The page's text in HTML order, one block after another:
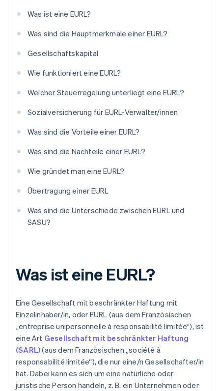
Was ist eine EURL?
Was sind die Hauptmerkmale einer EURL?
Gesellschaftskapital
Wie funktioniert eine EURL?
Welcher Steuerregelung unterliegt eine EURL?
Sozialversicherung für EURL-Verwalter/innen
Was sind die Vorteile einer EURL?
Was sind die Nachteile einer EURL?
Wie gründet man eine EURL?
Übertragung einer EURL
Was sind die Unterschiede zwischen EURL und
SASU?
Was ist eine EURL?
Eine Gesellschaft mit beschränkter Haftung mit
Einzelinhaber/in, oder EURL (aus dem Französischen
„entreprise unipersonnelle à responsabilité limitée“), ist
eine Art Gesellschaft mit beschränkter Haftung
(SARL)(aus dem Französischen „société à
responsabilité limitée“), die nur eine/n Gesellschafter/in
hat. Dabei kann es sich um eine natürliche oder
juristische Person handeln, z. B. ein Unternehmen oder